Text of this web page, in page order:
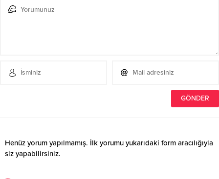
Henüz yorum yapılmamış. İlk yorumu yukarıdaki form aracılığıyla
siz yapabilirsiniz.